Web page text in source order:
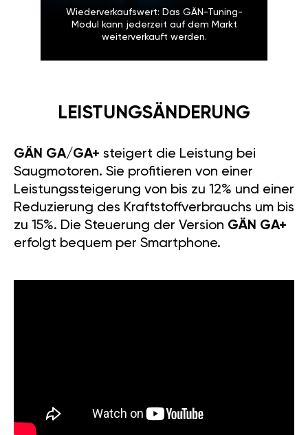
Wiederverkaufswert: Das GÄN-Tuning-
Modul kann jederzeit auf dem Markt
weiterverkauft werden.
LEISTUNGSÄNDERUNG
GÄN GA/GA+ steigert die Leistung bei
Saugmotoren. Sie profitieren von einer
Leistungssteigerung von bis zu 12% und einer
Reduzierung des Kraftstoffverbrauchs um bis
zu 15%. Die Steuerung der Version GÄN GA+
erfolgt bequem per Smartphone.